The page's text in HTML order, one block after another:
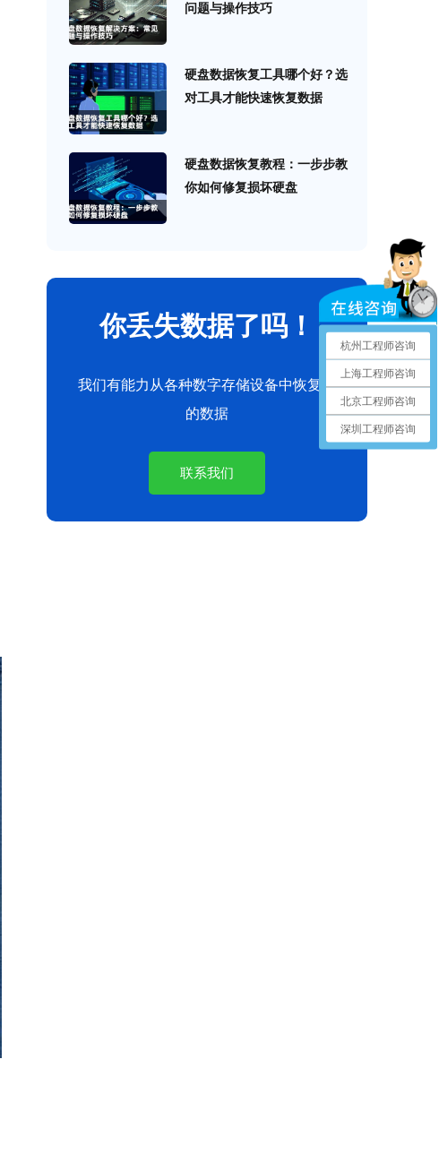
问题与操作技巧
硬盘数据恢复工具哪个好？选
对工具才能快速恢复数据
硬盘数据恢复教程：一步步教
你如何修复损坏硬盘
你丢失数据了吗！
我们有能力从各种数字存储设备中恢复您
的数据
联系我们
杭州工程师咨询
上海工程师咨询
北京工程师咨询
深圳工程师咨询